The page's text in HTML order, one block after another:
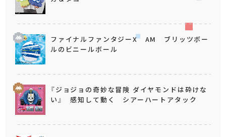
ファイナルファンタジーX AM ブリッツボー
ルのビニールボール
『ジョジョの奇妙な冒険 ダイヤモンドは砕けな
い』 感知して動く シアーハートアタック